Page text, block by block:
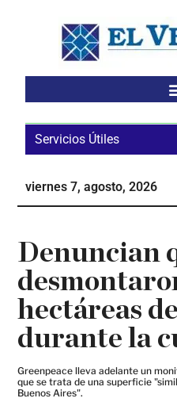
Servicios Útiles
viernes 7, agosto, 2026
Denuncian
hectáreas
durante la
Greenpeace lleva adelante un
que se trata de una superficie
Buenos Aires".